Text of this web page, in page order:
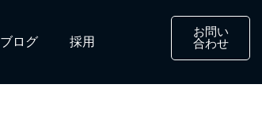
ブログ​ 採用​
お問い
合わせ​